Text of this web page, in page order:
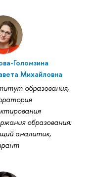
Голомзина
Михайловна
образования,
образования:
аналитик,